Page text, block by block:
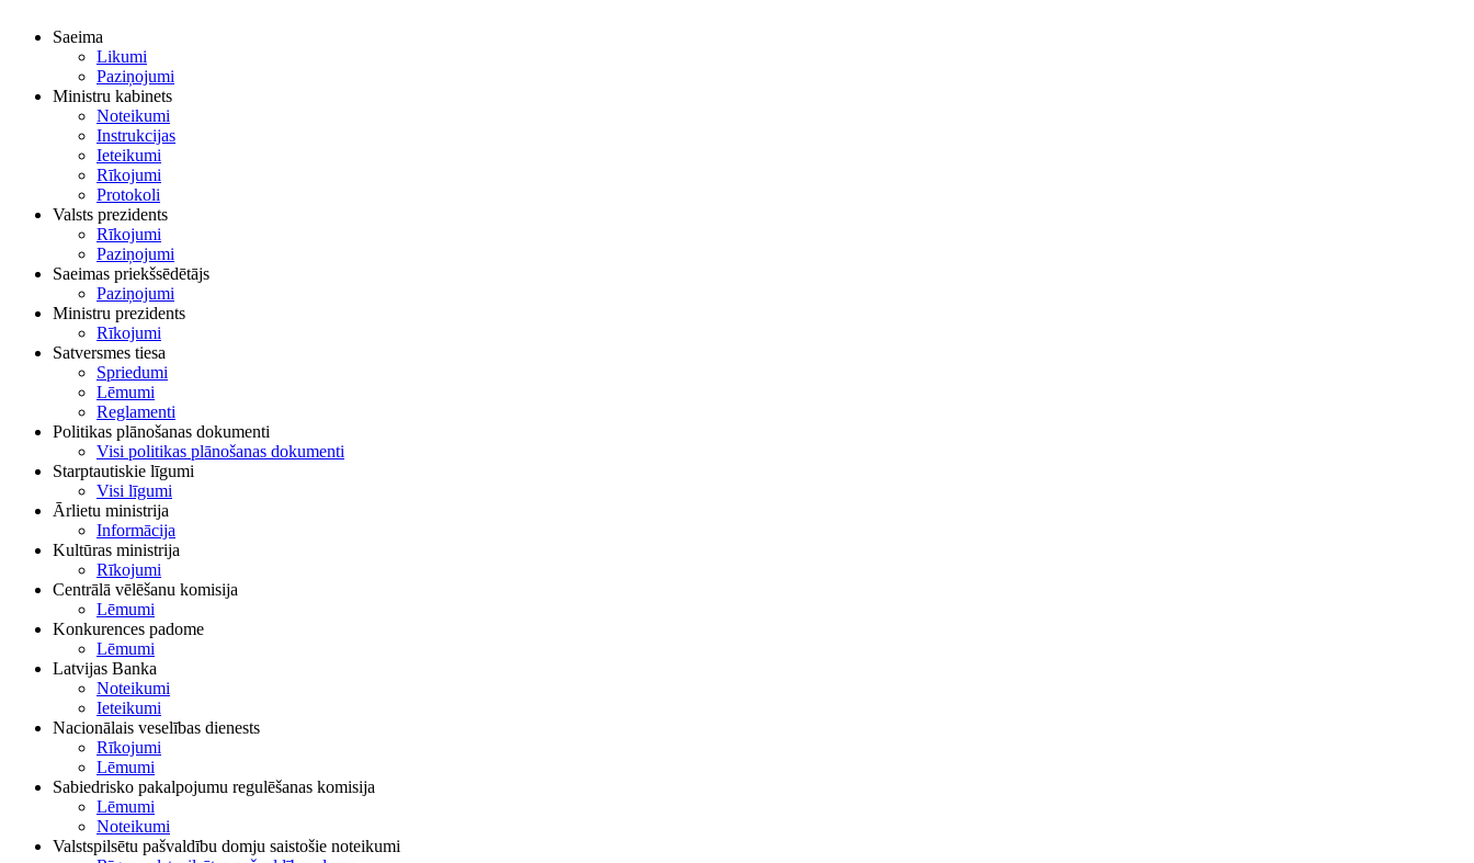
Saeima
Likumi
Paziņojumi
Ministru kabinets
Noteikumi
Instrukcijas
Ieteikumi
Rīkojumi
Protokoli
Valsts prezidents
Rīkojumi
Paziņojumi
Saeimas priekšsēdētājs
Paziņojumi
Ministru prezidents
Rīkojumi
Satversmes tiesa
Spriedumi
Lēmumi
Reglamenti
Politikas plānošanas dokumenti
Visi politikas plānošanas dokumenti
Starptautiskie līgumi
Visi līgumi
Ārlietu ministrija
Informācija
Kultūras ministrija
Rīkojumi
Centrālā vēlēšanu komisija
Lēmumi
Konkurences padome
Lēmumi
Latvijas Banka
Noteikumi
Ieteikumi
Nacionālais veselības dienests
Rīkojumi
Lēmumi
Sabiedrisko pakalpojumu regulēšanas komisija
Lēmumi
Noteikumi
Valstspilsētu pašvaldību domju saistošie noteikumi